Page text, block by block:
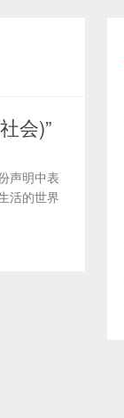
会)”
声明中表
活的世界